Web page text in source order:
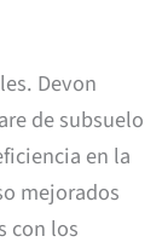
Devon
de subsuelo
en la
mejorados
con los